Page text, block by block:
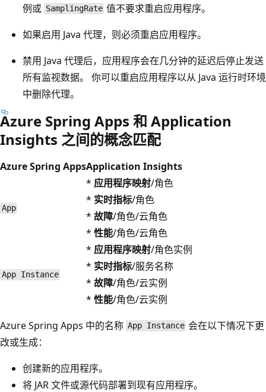
例或 SamplingRate 值不要求重启应用程序。
如果启用 Java 代理，则必须重启应用程序。
禁用 Java 代理后，应用程序会在几分钟的延迟后停止发送
所有监视数据。 你可以重启应用程序以从 Java 运行时环境
中删除代理。
Azure Spring Apps 和 Application
Insights 之间的概念匹配
Azure Spring AppsApplication Insights
App
* 应用程序映射/角色
* 实时指标/角色
* 故障/角色/云角色
* 性能/角色/云角色
App Instance
* 应用程序映射/角色实例
* 实时指标/服务名称
* 故障/角色/云实例
* 性能/角色/云实例
Azure Spring Apps 中的名称 App Instance 会在以下情况下更
改或生成：
创建新的应用程序。
将 JAR 文件或源代码部署到现有应用程序。